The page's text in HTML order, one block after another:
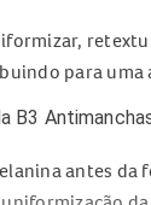
para uma
B3
antes da